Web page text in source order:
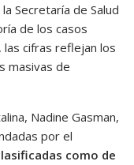
Secretaría de Salud
de los casos
cifras reflejan los
masivas de
Nadine Gasman,
por el
como de